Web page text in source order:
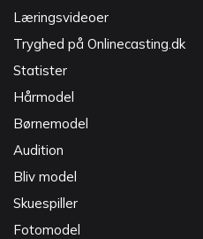
Læringsvideoer
Tryghed på Onlinecasting.dk
Statister
Hårmodel
Børnemodel
Audition
Bliv model
Skuespiller
Fotomodel